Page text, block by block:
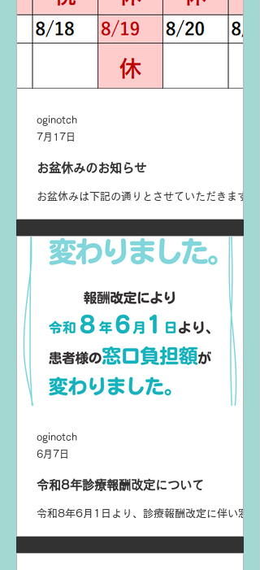
お盆休みのお知らせ
お盆休みは下記の通りとさせていただきます。
oginotch
7月17日
令和8年診療報酬改定について
令和8年6月1日より、診療報酬改定に伴い窓口
oginotch
6月7日